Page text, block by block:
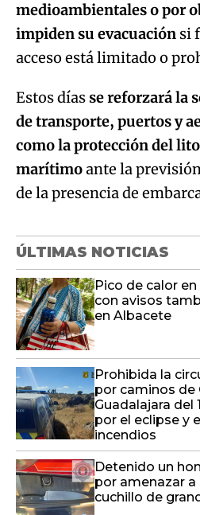
medioambientales o por
impiden su evacuación si
acceso está limitado o
Estos díasse reforzará la
de transporte, puertos y
como la protección del
marítimoante la
de la presencia de
ÚLTIMAS NOTICIAS
Pico de calor
con avisos
en Albacete
Prohibida la
por caminos de
Guadalajara del
por el eclipse y
incendios
Detenido un
por amenazar a
cuchillo de